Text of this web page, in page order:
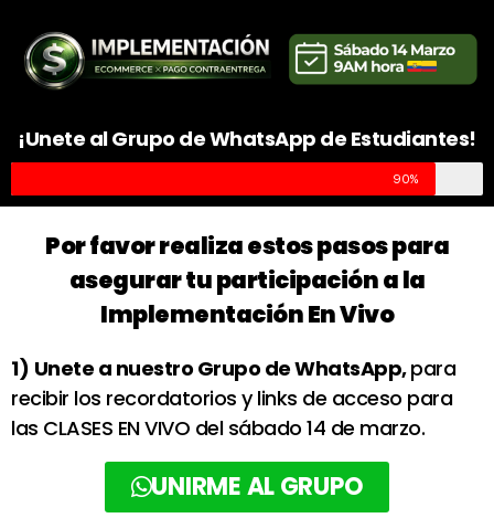
¡Unete al Grupo de WhatsApp de Estudiantes!
90%
Por favor realiza estos pasos para
asegurar tu participación a la
Implementación En Vivo
1) Unete a nuestro Grupo de WhatsApp,para
recibir los recordatorios y links de acceso para
las CLASES EN VIVO del sábado 14 de marzo.
UNIRME AL GRUPO